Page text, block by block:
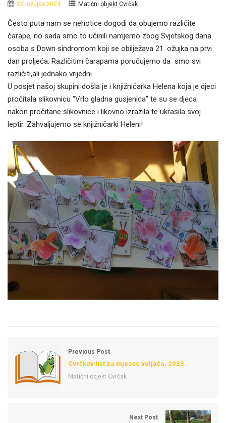
22. ožujka 2023. Matični objekt Cvrčak
Često puta nam se nehotice dogodi da obujemo različite
čarape, no sada smo to učinili namjerno zbog Svjetskog dana
osoba s Down sindromom koji se obilježava 21. ožujka na prvi
dan proljeća. Različitim čarapama poručujemo da smo svi
različiti,ali jednako vrijedni.
U posjet našoj skupini došla je i knjižničarka Helena koja je djeci
pročitala slikovnicu “Vrlo gladna gusjenica” te su se djeca
nakon pročitane slikovnice i likovno izrazila te ukrasila svoj
leptir. Zahvaljujemo se knjižničarki Heleni!
Previous Post
Cvrčkov list za mjesec veljača, 2023.
Matični objekt Cvrčak
Next Post